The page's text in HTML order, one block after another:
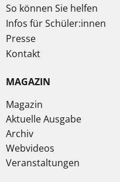
So können Sie helfen
Infos für Schüler:innen
Presse
Kontakt
MAGAZIN
Magazin
Aktuelle Ausgabe
Archiv
Webvideos
Veranstaltungen